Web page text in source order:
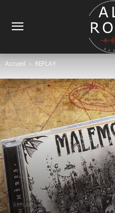
Accueil REPLAY
REPLAY